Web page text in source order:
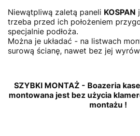
Niewątpliwą zaletą paneli KOSPAN
trzeba przed ich położeniem
specjalnie podłoża.
Można je układać - na listwach
surową ścianę, nawet bez jej
SZYBKI MONTAŻ - Boazeria
montowana jest bez użycia
montażu !